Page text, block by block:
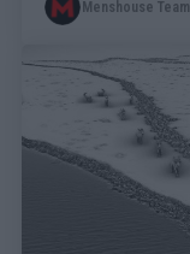
Menshouse Team